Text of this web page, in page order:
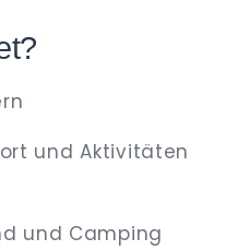
und Aktivitäten
und Camping